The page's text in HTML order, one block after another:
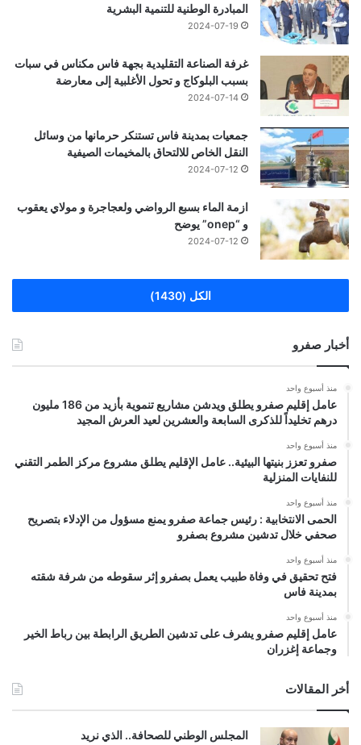
المبادرة الوطنية للتنمية البشرية
2024-07-19
غرفة الصناعة التقليدية بجهة فاس مكناس في سبات
بسبب البلوكاج و تحول الأغلبية إلى معارضة
2024-07-14
جمعيات بمدينة فاس تستنكر حرمانها من وسائل
النقل الخاص للالتحاق بالمخيمات الصيفية
2024-07-12
ازمة الماء بسبع الرواضي ولعجاجرة و مولاي يعقوب
و “onep” يوضح
2024-07-12
الكل (1430)
أخبار صفرو
منذ أسبوع واحد
عامل إقليم صفرو يطلق ويدشن مشاريع تنموية بأزيد من 186 مليون
درهم تخليداً للذكرى السابعة والعشرين لعيد العرش المجيد
منذ أسبوع واحد
صفرو تعزز بنيتها البيئية.. عامل الإقليم يطلق مشروع مركز الطمر التقني
للنفايات المنزلية
منذ أسبوع واحد
الحمى الانتخابية : رئيس جماعة صفرو يمنع مسؤول من الإدلاء بتصريح
صحفي خلال تدشين مشروع بصفرو
منذ أسبوع واحد
فتح تحقيق في وفاة طبيب يعمل بصفرو إثر سقوطه من شرفة شقته
بمدينة فاس
منذ أسبوع واحد
عامل إقليم صفرو يشرف على تدشين الطريق الرابطة بين رباط الخير
وجماعة إغزران
أخر المقالات
المجلس الوطني للصحافة.. الذي نريد